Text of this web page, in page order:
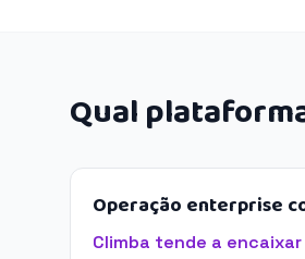
Qual
Operação enterprise
Climba tende a